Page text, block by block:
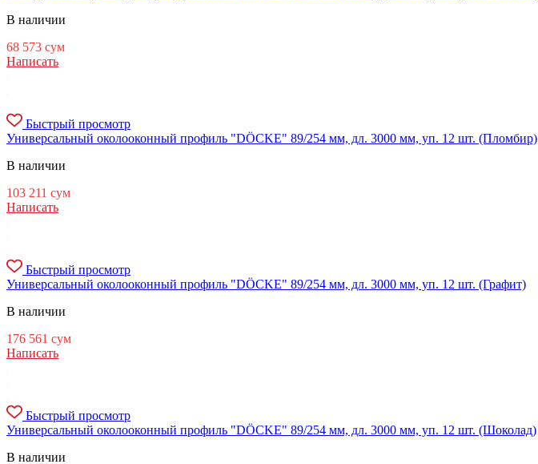
В наличии
68 573 сум
Написать
Быстрый просмотр
Универсальный околооконный профиль "DÖCKE" 89/254 мм, дл. 3000 мм, уп. 12 шт. (Пломбир)
В наличии
103 211 сум
Написать
Быстрый просмотр
Универсальный околооконный профиль "DÖCKE" 89/254 мм, дл. 3000 мм, уп. 12 шт. (Графит)
В наличии
176 561 сум
Написать
Быстрый просмотр
Универсальный околооконный профиль "DÖCKE" 89/254 мм, дл. 3000 мм, уп. 12 шт. (Шоколад)
В наличии